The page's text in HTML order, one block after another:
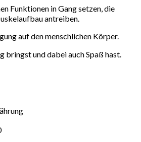
Funktionen in Gang setzen, die
antreiben.
auf den menschlichen Körper.
bringst und dabei auch Spaß hast.